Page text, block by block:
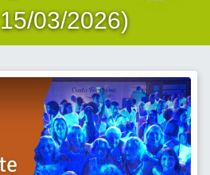
03/2026)